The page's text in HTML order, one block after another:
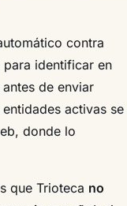
contra
identificar en
de enviar
activas se
donde lo
que Trioteca no